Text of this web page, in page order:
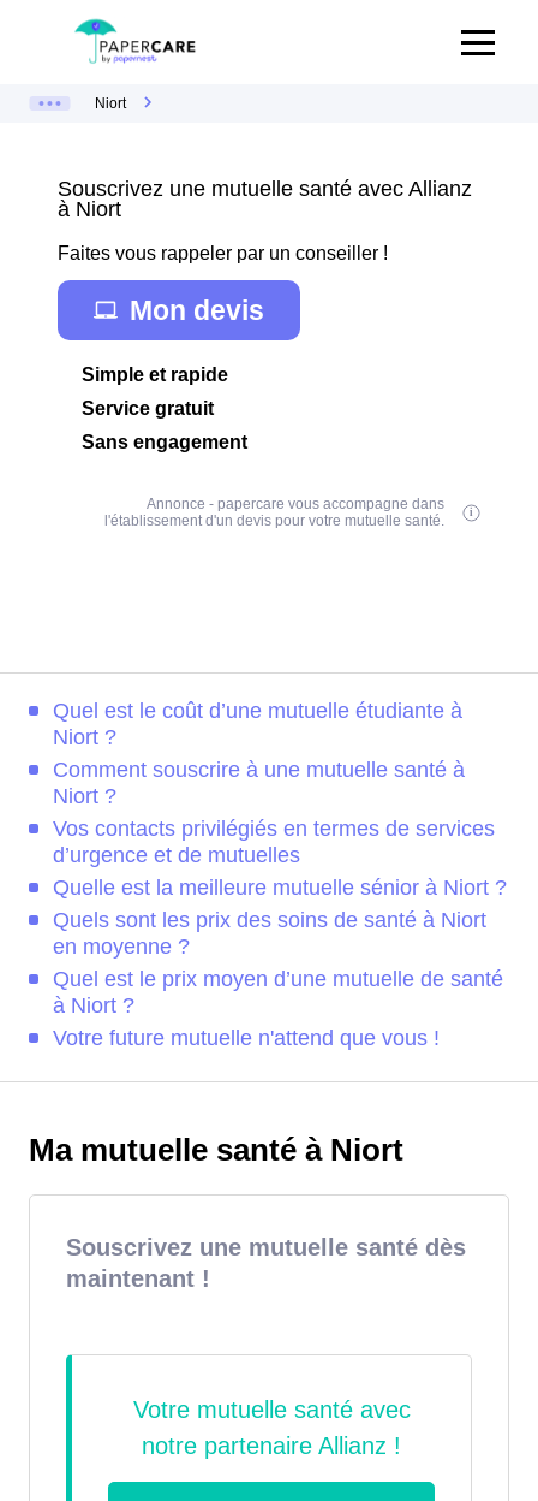
Niort
Souscrivez une mutuelle santé avec Allianz
à Niort
Faites vous rappeler par un conseiller !
Mon devis
Simple et rapide
Service gratuit
Sans engagement
Annonce - papercare vous accompagne dans
l'établissement d'un devis pour votre mutuelle santé.
Quel est le coût d’une mutuelle étudiante à
Niort ?
Comment souscrire à une mutuelle santé à
Niort ?
Vos contacts privilégiés en termes de services
d’urgence et de mutuelles
Quelle est la meilleure mutuelle sénior à Niort ?
Quels sont les prix des soins de santé à Niort
en moyenne ?
Quel est le prix moyen d’une mutuelle de santé
à Niort ?
Votre future mutuelle n'attend que vous !
Ma mutuelle santé à Niort
Souscrivez une mutuelle santé dès
maintenant !